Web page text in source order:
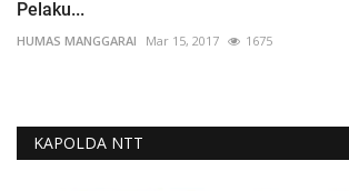
Pelaku...
HUMAS MANGGARAI Mar 15, 2017 1675
KAPOLDA NTT